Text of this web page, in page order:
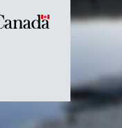
du